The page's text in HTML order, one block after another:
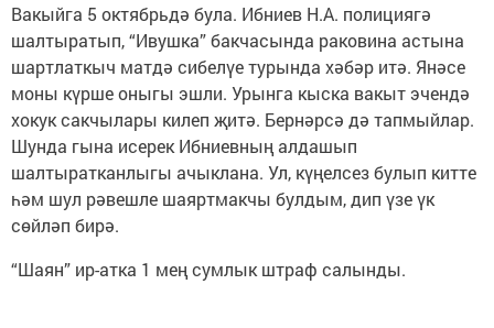
Вакыйга 5 октябрьдә була. Ибниев Н.А. полициягә
шалтыратып, “Ивушка” бакчасында раковина астына
шартлаткыч матдә сибелүе турында хәбәр итә. Янәсе
моны күрше оныгы эшли. Урынга кыска вакыт эчендә
хокук сакчылары килеп җитә. Бернәрсә дә тапмыйлар.
Шунда гына исерек Ибниевның алдашып
шалтыратканлыгы ачыклана. Ул, күңелсез булып китте
һәм шул рәвешле шаяртмакчы булдым, дип үзе үк
сөйләп бирә.
“Шаян” ир-атка 1 мең сумлык штраф салынды.